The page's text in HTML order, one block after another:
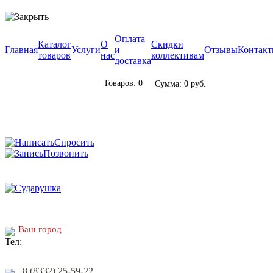
Главная
Каталог
товаров
Услуги
О
нас
Оплата
и
доставка
Скидки
коллективам
Отзывы
Товаров: 0 Сумма: 0 руб.
Спросить
Позвонить
Ваш город
8 (8332) 25-59-22